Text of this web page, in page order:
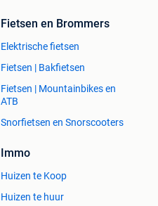
Fietsen en Brommers
Elektrische fietsen
Fietsen | Bakfietsen
Fietsen | Mountainbikes en
ATB
Snorfietsen en Snorscooters
Immo
Huizen te Koop
Huizen te huur